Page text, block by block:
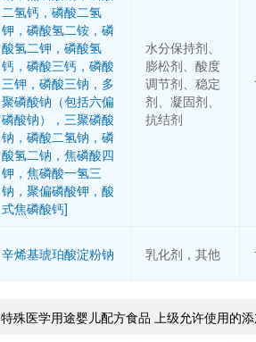
二氢钙，磷酸二氢
钾，磷酸氢二铵，磷
酸氢二钾，磷酸氢
钙，磷酸三钙，磷酸
三钾，磷酸三钠，多
聚磷酸钠（包括六偏
磷酸钠），三聚磷酸
钠，磷酸二氢钠，磷
酸氢二钠，焦磷酸四
钾，焦磷酸一氢三
钠，聚偏磷酸钾，酸
式焦磷酸钙]
水分保持剂、
膨松剂、酸度
调节剂、稳定
剂、凝固剂、
抗结剂
辛烯基琥珀酸淀粉钠 乳化剂，其他
特殊医学用途婴儿配方食品 上级允许使用的